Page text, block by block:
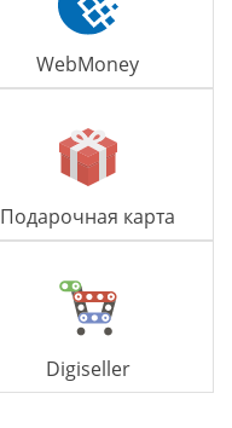
WebMoney
Подарочная карта
Digiseller